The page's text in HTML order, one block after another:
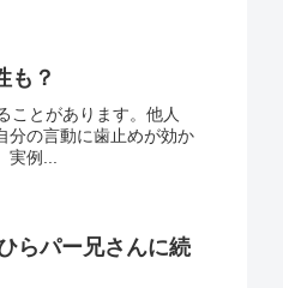
も？
ことがあります。他人
分の言動に歯止めが効か
実例...
らパー兄さんに続